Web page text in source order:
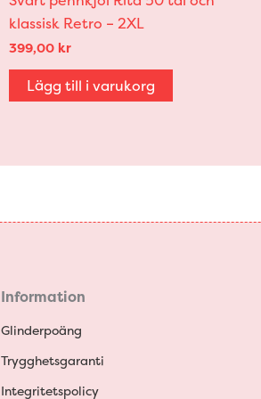
klassisk Retro – 2XL
399,00 kr
Lägg till i varukorg
Information
Glinderpoäng
Trygghetsgaranti
Integritetspolicy